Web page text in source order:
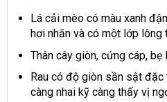
Lá cải mèo có màu xanh
hơi nhăn và có một lớp lông
Thân cây giòn, cứng cáp, bẹ
Rau có độ giòn sần sật
càng nhai kỹ càng thấy vị